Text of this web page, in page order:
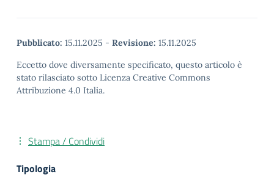
Pubblicato: 15.11.2025 - Revisione: 15.11.2025
Eccetto dove diversamente specificato, questo articolo è
stato rilasciato sotto Licenza Creative Commons
Attribuzione 4.0 Italia.
Stampa / Condividi
Tipologia